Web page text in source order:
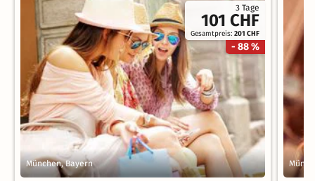
3 Tage
101 CHF
Gesamtpreis:201 CHF
- 88 %
München, Bayern